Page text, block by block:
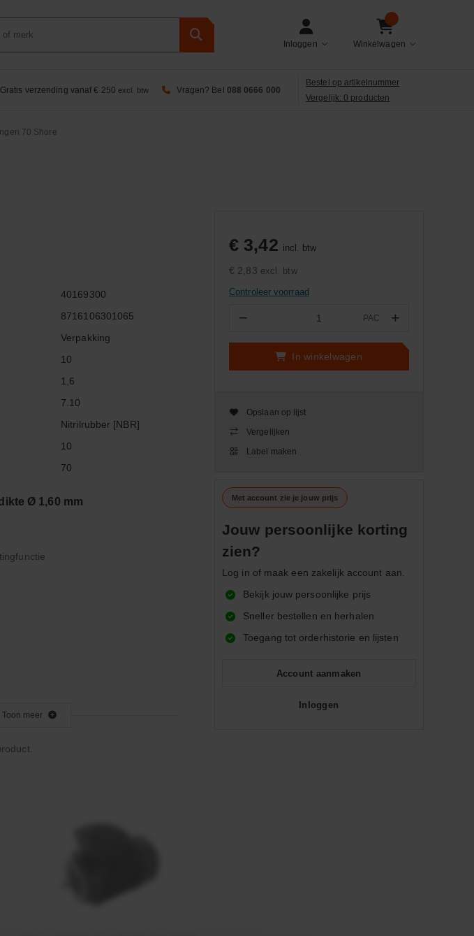
Inloggen Winkelwagen
Gratis verzending vanaf € 250 excl. btw Vragen? Bel 088 0666 000
Bestel op artikelnummer
Vergelijk: 0 producten
70 Shore
40169300
8716106301065
Verpakking
10
1,6
7.10
Nitrilrubber [NBR]
10
70
Ø 1,60 mm
Toon meer
€ 3,42 incl. btw
€ 2,83 excl. btw
Controleer voorraad
− PAC +
In winkelwagen
Opslaan op lijst
Vergelijken
Label maken
Met account zie je jouw prijs
Jouw persoonlijke korting
zien?
Log in of maak een zakelijk account aan.
Bekijk jouw persoonlijke prijs
Sneller bestellen en herhalen
Toegang tot orderhistorie en lijsten
Account aanmaken
Inloggen